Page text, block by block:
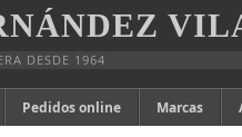
DESDE 1964
Pedidos online Marcas